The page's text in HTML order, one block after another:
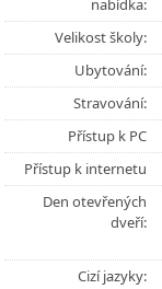
nabídka:
Velikost školy:
Ubytování:
Stravování:
Přístup k PC
Přístup k internetu
Den otevřených
dveří:
Cizí jazyky: